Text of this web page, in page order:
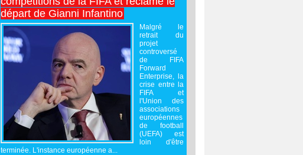
départ de Gianni Infantino
Malgré le
retrait du
projet
controversé
de FIFA
Forward
Enterprise, la
crise entre la
FIFA et
l'Union des
associations
européennes
de football
(UEFA) est
loin d'être
terminée. L'instance européenne a...